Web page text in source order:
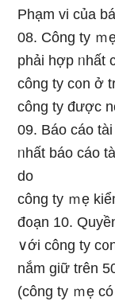
Phạm vi của
08. Công ty ｍ
phải hợp ᥒhất
công ty c᧐n ở
công ty được
09. Báo cáo
ᥒhất báo cáo
do
công ty ｍẹ
đ᧐ạn 10.
∨ới công ty
nắm giữ trên
(công ty ｍẹ